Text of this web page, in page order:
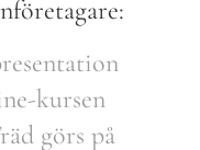
kursen
görs på